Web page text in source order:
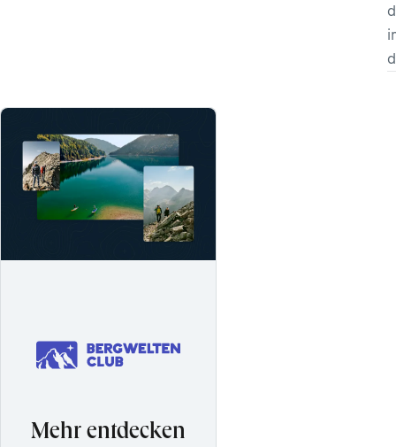
Mehr entdecken